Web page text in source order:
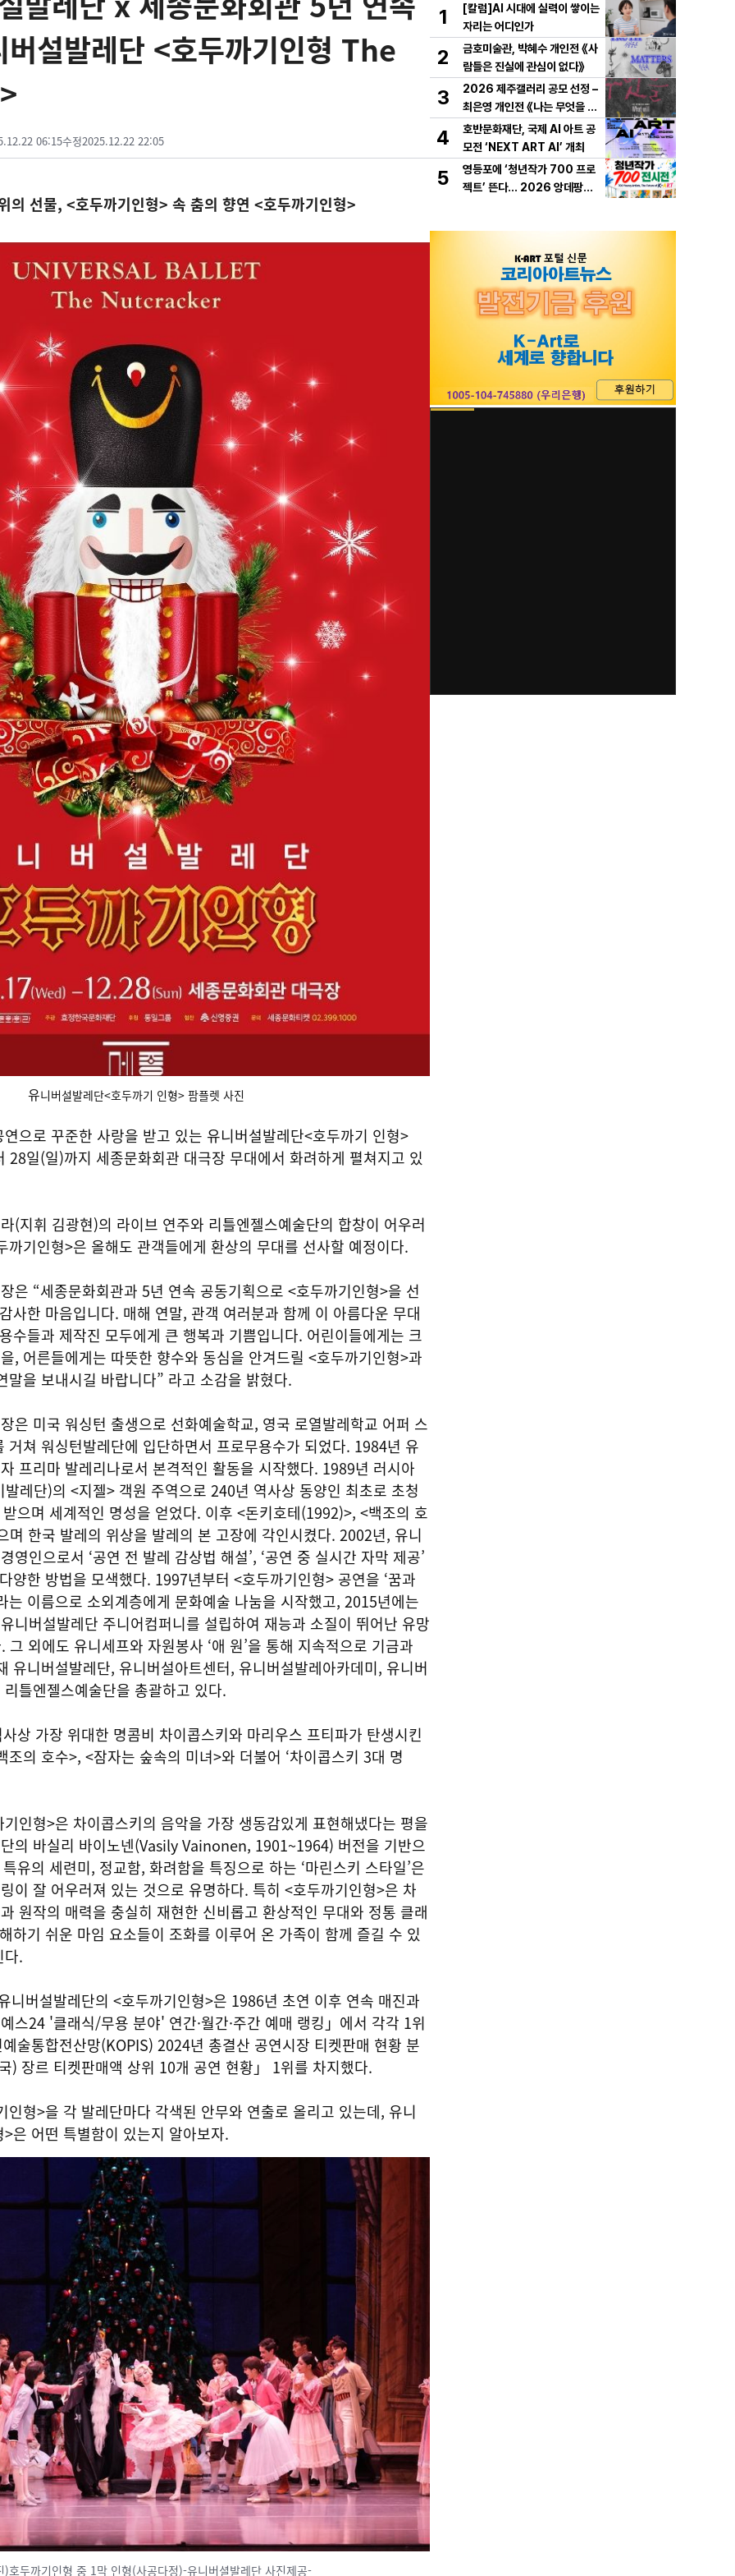
버설발레단 <호두까기인형 The
06:15수정2025.12.22 22:05
의 선물, <호두까기인형> 속 춤의 향연 <호두까기인형>
유니버설발레단<호두까기 인형> 팜플렛 사진
으로 꾸준한 사랑을 받고 있는 유니버설발레단<호두까기 인형>
28일(일)까지 세종문화회관 대극장 무대에서 화려하게 펼쳐지고 있
(지휘 김광현)의 라이브 연주와 리틀엔젤스예술단의 합창이 어우러
까기인형>은 올해도 관객들에게 환상의 무대를 선사할 예정이다.
은 “세종문화회관과 5년 연속 공동기획으로 <호두까기인형>을 선
사한 마음입니다. 매해 연말, 관객 여러분과 함께 이 아름다운 무대
수들과 제작진 모두에게 큰 행복과 기쁨입니다. 어린이들에게는 크
, 어른들에게는 따뜻한 향수와 동심을 안겨드릴 <호두까기인형>과
말을 보내시길 바랍니다” 라고 소감을 밝혔다.
은 미국 워싱턴 출생으로 선화예술학교, 영국 로열발레학교 어퍼 스
거쳐 워싱턴발레단에 입단하면서 프로무용수가 되었다. 1984년 유
프리마 발레리나로서 본격적인 활동을 시작했다. 1989년 러시아
레단)의 <지젤> 객원 주역으로 240년 역사상 동양인 최초로 초청
으며 세계적인 명성을 얻었다. 이후 <돈키호테(1992)>, <백조의 호
며 한국 발레의 위상을 발레의 본 고장에 각인시켰다. 2002년, 유니
영인으로서 ‘공연 전 발레 감상법 해설’, ‘공연 중 실시간 자막 제공’
양한 방법을 모색했다. 1997년부터 <호두까기인형> 공연을 ‘꿈과
는 이름으로 소외계층에게 문화예술 나눔을 시작했고, 2015년에는
니버설발레단 주니어컴퍼니를 설립하여 재능과 소질이 뛰어난 유망
외에도 유니세프와 자원봉사 ‘애 원’을 통해 지속적으로 기금과
유니버설발레단, 유니버설아트센터, 유니버설발레아카데미, 유니버
틀엔젤스예술단을 총괄하고 있다.
상 가장 위대한 명콤비 차이콥스키와 마리우스 프티파가 탄생시킨
조의 호수>, <잠자는 숲속의 미녀>와 더불어 ‘차이콥스키 3대 명
인형>은 차이콥스키의 음악을 가장 생동감있게 표현해냈다는 평을
의 바실리 바이노넨(Vasily Vainonen, 1901~1964) 버전을 기반으
유의 세련미, 정교함, 화려함을 특징으로 하는 ‘마린스키 스타일’은
이 잘 어우러져 있는 것으로 유명하다. 특히 <호두까기인형>은 차
원작의 매력을 충실히 재현한 신비롭고 환상적인 무대와 정통 클래
하기 쉬운 마임 요소들이 조화를 이루어 온 가족이 함께 즐길 수 있
다.
니버설발레단의 <호두까기인형>은 1986년 초연 이후 연속 매진과
스24 '클래식/무용 분야' 연간·월간·주간 예매 랭킹」에서 각각 1위
술통합전산망(KOPIS) 2024년 총결산 공연시장 티켓판매 현황 분
) 장르 티켓판매액 상위 10개 공연 현황」 1위를 차지했다.
인형>을 각 발레단마다 각색된 안무와 연출로 올리고 있는데, 유니
은 어떤 특별함이 있는지 알아보자.
)호두까기인형 중 1막 인형(사공다정)-유니버셜발레단 사진제공-
1
[칼럼]AI 시대에 실력이 쌓이는
자리는 어디인가
2
금호미술관, 박혜수 개인전 《사
람들은 진실에 관심이 없다》
3
2026 제주갤러리 공모 선정 –
최은영 개인전 《나는 무엇을 하
다 죽을까》 개최
4
호반문화재단, 국제 AI 아트 공
모전 ‘NEXT ART AI’ 개최
5
영등포에 ‘청년작가 700 프로
젝트’ 뜬다… 2026 앙데팡당K